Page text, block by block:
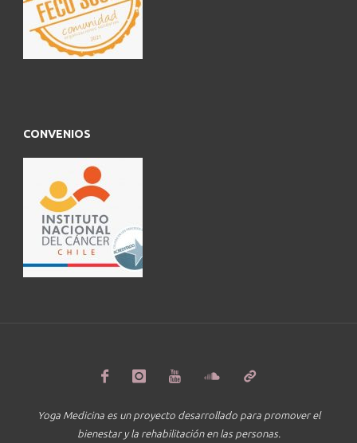
CONVENIOS
Yoga Medicina es un proyecto desarrollado para promover el
bienestar y la rehabilitación en las personas.